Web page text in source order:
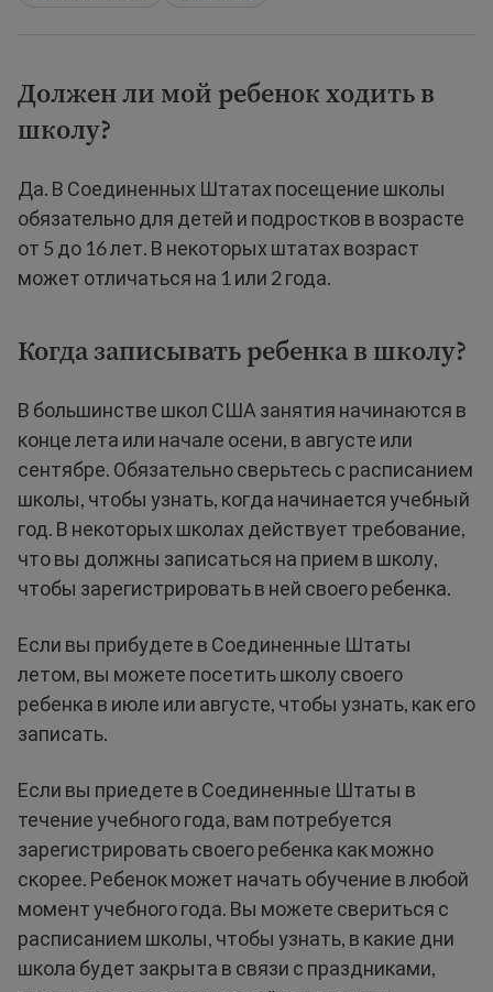
Должен ли мой ребенок ходить в
школу?
Да. В Соединенных Штатах посещение школы
обязательно для детей и подростков в возрасте
от 5 до 16 лет. В некоторых штатах возраст
может отличаться на 1 или 2 года.
Когда записывать ребенка в школу?
В большинстве школ США занятия начинаются в
конце лета или начале осени, в августе или
сентябре. Обязательно сверьтесь с расписанием
школы, чтобы узнать, когда начинается учебный
год. В некоторых школах действует требование,
что вы должны записаться на прием в школу,
чтобы зарегистрировать в ней своего ребенка.
Если вы прибудете в Соединенные Штаты
летом, вы можете посетить школу своего
ребенка в июле или августе, чтобы узнать, как его
записать.
Если вы приедете в Соединенные Штаты в
течение учебного года, вам потребуется
зарегистрировать своего ребенка как можно
скорее. Ребенок может начать обучение в любой
момент учебного года. Вы можете свериться с
расписанием школы, чтобы узнать, в какие дни
школа будет закрыта в связи с праздниками,